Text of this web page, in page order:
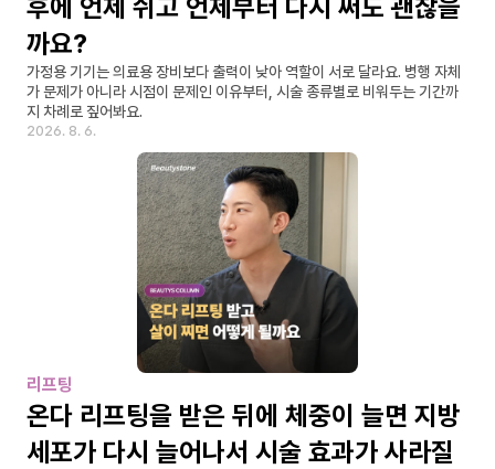
후에 언제 쉬고 언제부터 다시 써도 괜찮을
까요?
가정용 기기는 의료용 장비보다 출력이 낮아 역할이 서로 달라요. 병행 자체
가 문제가 아니라 시점이 문제인 이유부터, 시술 종류별로 비워두는 기간까
지 차례로 짚어봐요.
2026. 8. 6.
리프팅
온다 리프팅을 받은 뒤에 체중이 늘면 지방
세포가 다시 늘어나서 시술 효과가 사라질